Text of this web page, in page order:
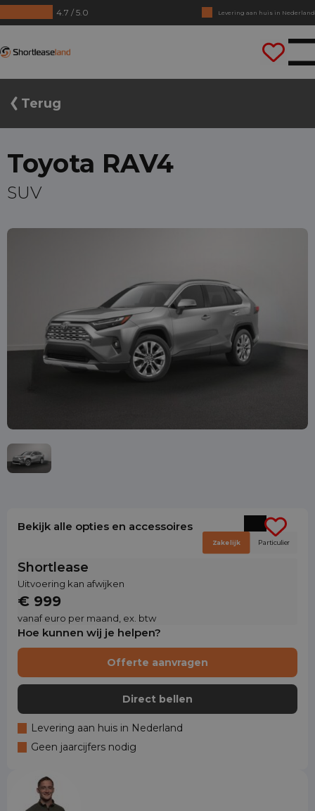
4.7 / 5.0
Terug
Toyota RAV4
SUV
Bekijk alle opties en accessoires
Shortlease
Uitvoering kan afwijken
€ 999
vanaf euro per maand, ex. btw
Zakelijk Particulier
Hoe kunnen wij je helpen?
Offerte aanvragen
Direct bellen
Levering aan huis in Nederland
Geen jaarcijfers nodig